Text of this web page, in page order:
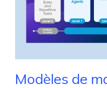
Modèles de